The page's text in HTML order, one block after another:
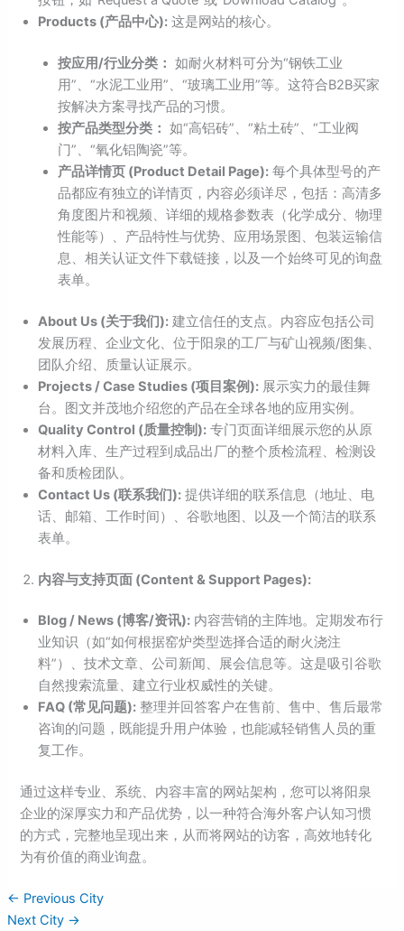
Products (产品中心): 这是网站的核心。
按应用/行业分类： 如耐火材料可分为“钢铁工业
用”、“水泥工业用”、“玻璃工业用”等。这符合B2B买家
按解决方案寻找产品的习惯。
按产品类型分类： 如“高铝砖”、“粘土砖”、“工业阀
门”、“氧化铝陶瓷”等。
产品详情页 (Product Detail Page): 每个具体型号的产
品都应有独立的详情页，内容必须详尽，包括：高清多
角度图片和视频、详细的规格参数表（化学成分、物理
性能等）、产品特性与优势、应用场景图、包装运输信
息、相关认证文件下载链接，以及一个始终可见的询盘
表单。
About Us (关于我们): 建立信任的支点。内容应包括公司
发展历程、企业文化、位于阳泉的工厂与矿山视频/图集、
团队介绍、质量认证展示。
Projects / Case Studies (项目案例): 展示实力的最佳舞
台。图文并茂地介绍您的产品在全球各地的应用实例。
Quality Control (质量控制): 专门页面详细展示您的从原
材料入库、生产过程到成品出厂的整个质检流程、检测设
备和质检团队。
Contact Us (联系我们): 提供详细的联系信息（地址、电
话、邮箱、工作时间）、谷歌地图、以及一个简洁的联系
表单。
内容与支持页面 (Content & Support Pages):
Blog / News (博客/资讯): 内容营销的主阵地。定期发布行
业知识（如“如何根据窑炉类型选择合适的耐火浇注
料”）、技术文章、公司新闻、展会信息等。这是吸引谷歌
自然搜索流量、建立行业权威性的关键。
FAQ (常见问题): 整理并回答客户在售前、售中、售后最常
咨询的问题，既能提升用户体验，也能减轻销售人员的重
复工作。
通过这样专业、系统、内容丰富的网站架构，您可以将阳泉
企业的深厚实力和产品优势，以一种符合海外客户认知习惯
的方式，完整地呈现出来，从而将网站的访客，高效地转化
为有价值的商业询盘。
← Previous City
Next City →